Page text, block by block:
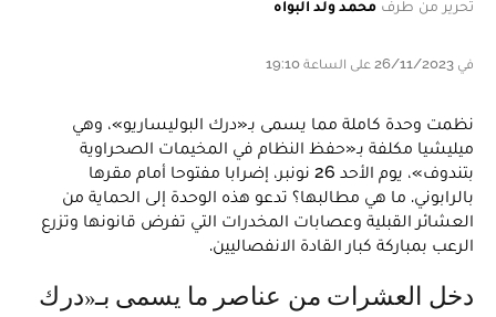
تحرير من طرف محمد ولد البواه
في 26/11/2023 على الساعة 19:10
نظمت وحدة كاملة مما يسمى بـ«درك البوليساريو»، وهي
ميليشيا مكلفة بـ«حفظ النظام في المخيمات الصحراوية
بتندوف»، يوم الأحد 26 نونبر، إضرابا مفتوحا أمام مقرها
بالرابوني. ما هي مطالبها؟ تدعو هذه الوحدة إلى الحماية من
العشائر القبلية وعصابات المخدرات التي تفرض قانونها وتزرع
الرعب بمباركة كبار القادة الانفصاليين.
دخل العشرات من عناصر ما يسمى بـ«درك